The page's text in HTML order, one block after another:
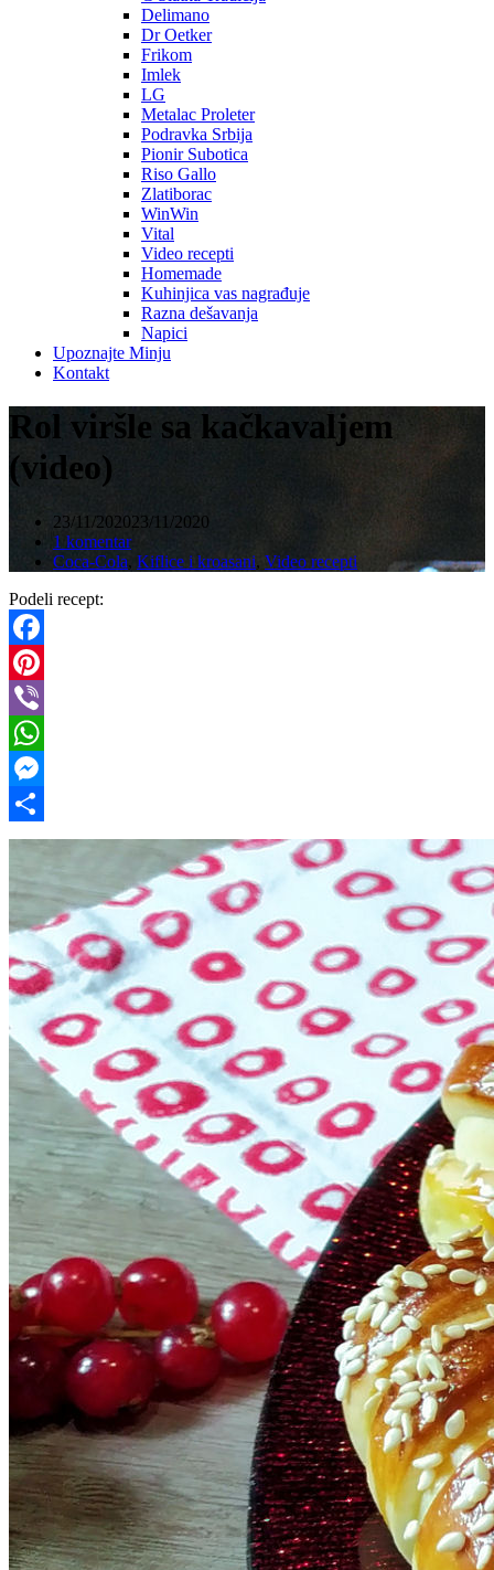
Delimano
Dr Oetker
Frikom
Imlek
LG
Metalac Proleter
Podravka Srbija
Pionir Subotica
Riso Gallo
Zlatiborac
WinWin
Vital
Video recepti
Homemade
Kuhinjica vas nagrađuje
Razna dešavanja
Napici
Upoznajte Minju
Kontakt
Rol viršle sa kačkavaljem
(video)
23/11/202023/11/2020
1 komentar
Coca-Cola, Kiflice i kroasani, Video recepti
Podeli recept:
Facebook
Pinterest
Viber
WhatsApp
Messenger
Share